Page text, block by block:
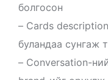
болгосон
– Cards
буландаа сунгаж
– Conversation-